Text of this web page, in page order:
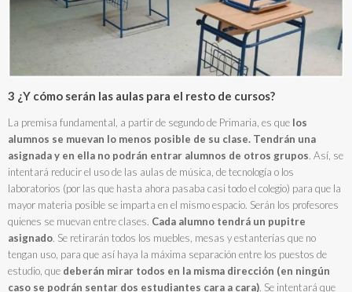
3 ¿Y cómo serán las aulas para el resto de cursos?
La premisa fundamental, a partir de segundo de Primaria, es que los
alumnos se muevan lo menos posible de su clase. Tendrán una
asignada y en ella no podrán entrar alumnos de otros grupos. Así, se
intentará reducir el uso de las aulas de música, de tecnología o los
laboratorios (por las que hasta ahora pasaba casi todo el colegio) para que la
mayor materia posible se imparta en el mismo espacio. Serán los profesores
quienes se muevan entre clases. Cada alumno tendrá un pupitre
asignado. Se retirarán todos los muebles, mesas y estanterías que no
tengan uso, para que así haya la máxima separación entre los puestos de
estudio, que deberán mirar todos en la misma dirección (en ningún
caso se podrán sentar dos estudiantes cara a cara). Se intentará que